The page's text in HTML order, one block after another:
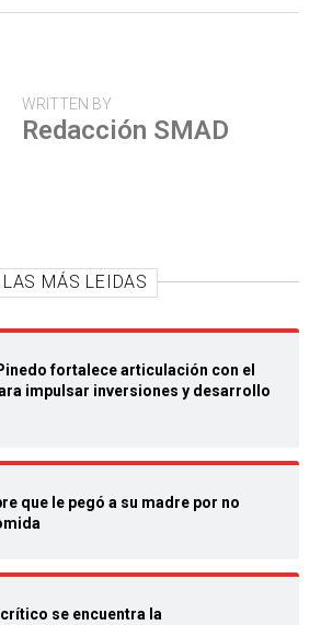
WRITTEN BY
Redacción SMAD
LAS MÁS LEIDAS
fortalece articulación con el
impulsar inversiones y desarrollo
que le pegó a su madre por no
se encuentra la